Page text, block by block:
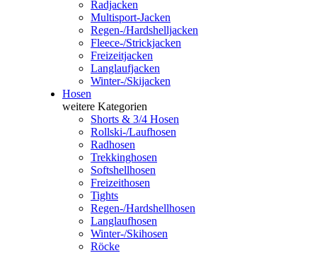
Radjacken
Multisport-Jacken
Regen-/Hardshelljacken
Fleece-/Strickjacken
Freizeitjacken
Langlaufjacken
Winter-/Skijacken
Hosen
weitere Kategorien
Shorts & 3/4 Hosen
Rollski-/Laufhosen
Radhosen
Trekkinghosen
Softshellhosen
Freizeithosen
Tights
Regen-/Hardshellhosen
Langlaufhosen
Winter-/Skihosen
Röcke